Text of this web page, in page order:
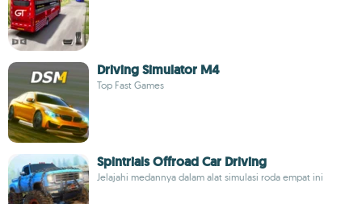
Driving Simulator M4
Top Fast Games
Spintrials Offroad Car Driving
Jelajahi medannya dalam alat simulasi roda empat ini